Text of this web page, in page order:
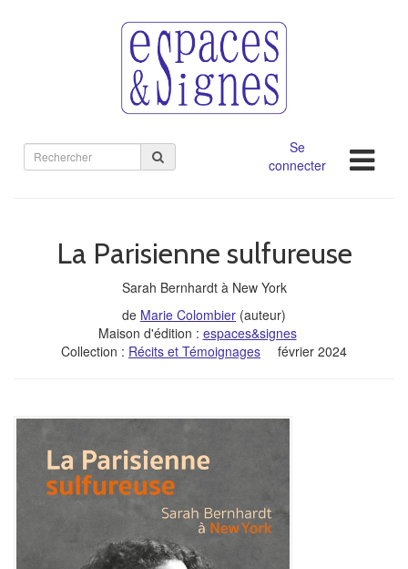
Rechercher
sur
Se
connecter
La Parisienne sulfureuse
Sarah Bernhardt à New York
de Marie Colombier (auteur)
Maison d'édition : espaces&signes
Collection : Récits et Témoignages février 2024